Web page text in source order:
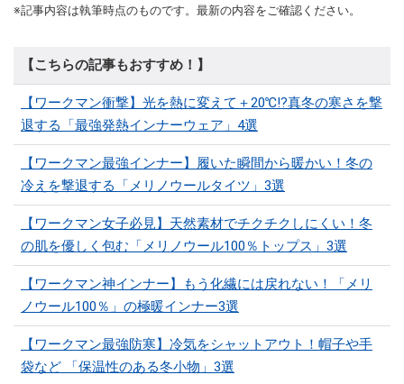
※記事内容は執筆時点のものです。最新の内容をご確認ください。
【こちらの記事もおすすめ！】
【ワークマン衝撃】光を熱に変えて＋20℃!?真冬の寒さを撃
退する「最強発熱インナーウェア」4選
【ワークマン最強インナー】履いた瞬間から暖かい！冬の
冷えを撃退する「メリノウールタイツ」3選
【ワークマン女子必見】天然素材でチクチクしにくい！冬
の肌を優しく包む「メリノウール100％トップス」3選
【ワークマン神インナー】もう化繊には戻れない！「メリ
ノウール100％」の極暖インナー3選
【ワークマン最強防寒】冷気をシャットアウト！帽子や手
袋など 「保温性のある冬小物」3選